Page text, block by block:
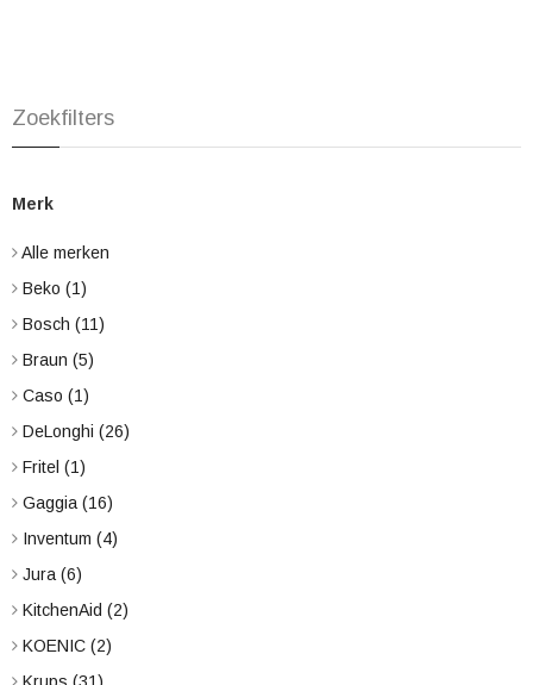
Zoekfilters
Merk
Alle merken
Beko (1)
Bosch (11)
Braun (5)
Caso (1)
DeLonghi (26)
Fritel (1)
Gaggia (16)
Inventum (4)
Jura (6)
KitchenAid (2)
KOENIC (2)